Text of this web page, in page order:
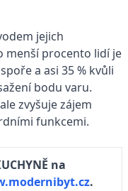
jejich
menší procento lidí je
a asi 35 % kvůli
bodu varu.
zvyšuje zájem
funkcemi.
na
.